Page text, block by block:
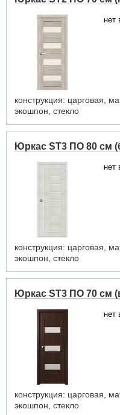
нет
конструкция: царговая,
экошпон, стекло
Юркас ST3 ПО 80 см
нет
конструкция: царговая,
экошпон, стекло
Юркас ST3 ПО 70 см
нет
конструкция: царговая,
экошпон, стекло